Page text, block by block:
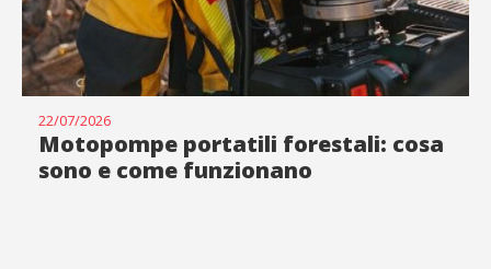
22/07/2026
Motopompe portatili forestali: cosa
sono e come funzionano